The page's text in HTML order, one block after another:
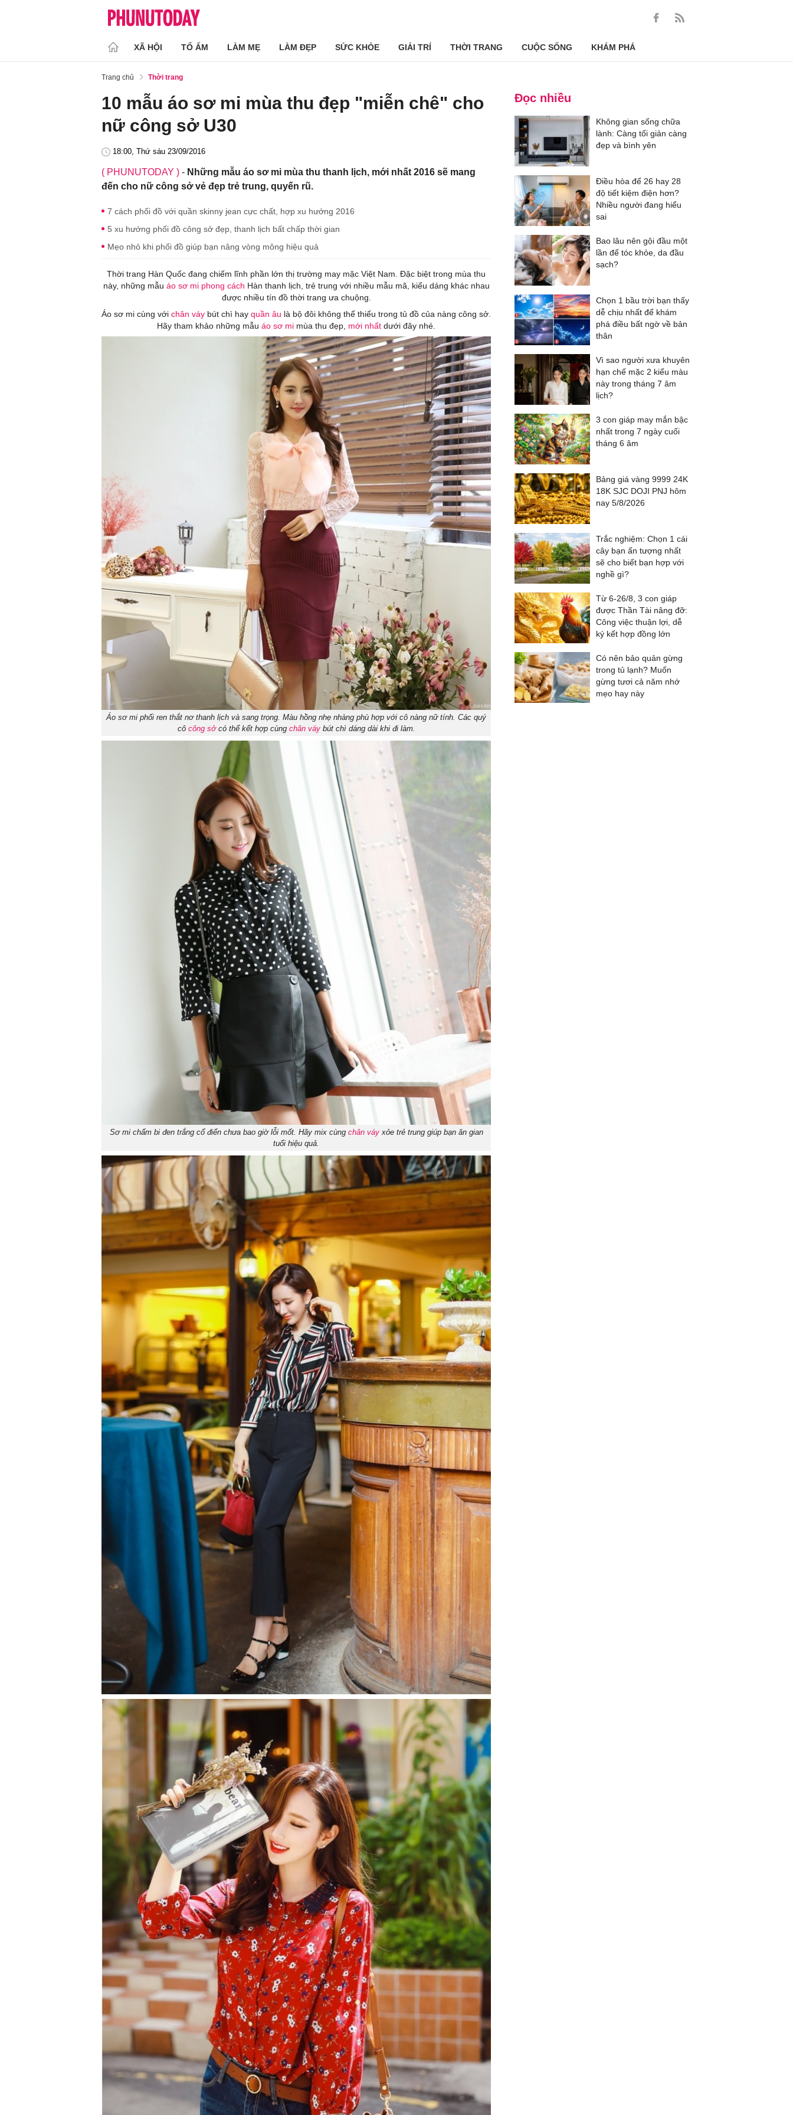
XÃ HỘI TỔ ẤM LÀM MẸ LÀM ĐẸP SỨC KHỎE GIẢI TRÍ THỜI TRANG CUỘC SỐNG KHÁM PHÁ
Trang chủ Thời trang
10 mẫu áo sơ mi mùa thu đẹp "miễn chê" cho
nữ công sở U30
18:00, Thứ sáu 23/09/2016
( PHUNUTODAY ) - Những mẫu áo sơ mi mùa thu thanh lịch, mới nhất 2016 sẽ mang
đến cho nữ công sở vẻ đẹp trẻ trung, quyến rũ.
7 cách phối đồ với quần skinny jean cực chất, hợp xu hướng 2016
5 xu hướng phối đồ công sở đẹp, thanh lịch bất chấp thời gian
Mẹo nhỏ khi phối đồ giúp bạn nâng vòng mông hiệu quả
Thời trang Hàn Quốc đang chiếm lĩnh phần lớn thị trường may mặc Việt Nam. Đặc biệt trong mùa thu
này, những mẫu áo sơ mi phong cách Hàn thanh lịch, trẻ trung với nhiều mẫu mã, kiểu dáng khác nhau
được nhiều tín đồ thời trang ưa chuộng.
Áo sơ mi cùng với chân váy bút chì hay quần âu là bộ đôi không thể thiếu trong tủ đồ của nàng công sở.
Hãy tham khảo những mẫu áo sơ mi mùa thu đẹp, mới nhất dưới đây nhé.
Áo sơ mi phối ren thắt nơ thanh lịch và sang trọng. Màu hồng nhẹ nhàng phù hợp với cô nàng nữ tính. Các quý
cô công sởcó thể kết hợp cùng chân váybút chì dáng dài khi đi làm.
Sơ mi chấm bi đen trắng cổ điển chưa bao giờ lỗi mốt. Hãy mix cùng chân váyxỏe trẻ trung giúp bạn ăn gian
tuổi hiệu quả.
Đọc nhiều
Không gian sống chữa
lành: Càng tối giản càng
đẹp và bình yên
Điều hòa để 26 hay 28
độ tiết kiệm điện hơn?
Nhiều người đang hiểu
sai
Bao lâu nên gội đầu một
lần để tóc khỏe, da đầu
sạch?
Chọn 1 bầu trời bạn thấy
dễ chịu nhất để khám
phá điều bất ngờ về bản
thân
Vì sao người xưa khuyên
hạn chế mặc 2 kiểu màu
này trong tháng 7 âm
lịch?
3 con giáp may mắn bậc
nhất trong 7 ngày cuối
tháng 6 âm
Bảng giá vàng 9999 24K
18K SJC DOJI PNJ hôm
nay 5/8/2026
Trắc nghiệm: Chọn 1 cái
cây bạn ấn tượng nhất
sẽ cho biết bạn hợp với
nghề gì?
Từ 6-26/8, 3 con giáp
được Thần Tài nâng đỡ:
Công việc thuận lợi, dễ
ký kết hợp đồng lớn
Có nên bảo quản gừng
trong tủ lạnh? Muốn
gừng tươi cả năm nhớ
mẹo hay này